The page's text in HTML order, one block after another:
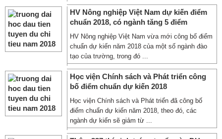
HV Nông nghiệp Việt Nam dự kiến điểm
chuẩn 2018, có ngành tăng 5 điểm
HV Nông nghiệp Việt Nam vừa mới công bố điểm
chuẩn dự kiến năm 2018 của một số ngành đào
tạo của trường, trong đó ...
Học viện Chính sách và Phát triển công
bố điểm chuẩn dự kiến 2018
Học viện Chính sách và Phát triển đã công bố
điểm chuẩn dự kiến năm 2018, theo đó, các
ngành dự kiến sẽ giảm từ ...